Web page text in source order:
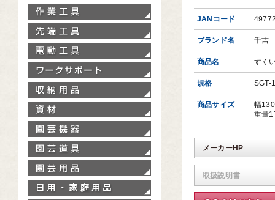
JANコード
ブランド名 千吉
商品名 すく
規格 SGT-
商品サイズ
幅
重量
メーカーHP
取扱説明書
ワークサポート